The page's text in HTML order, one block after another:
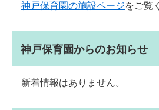
神戸保育園の施設ページをご覧
神戸保育園からのお知らせ
新着情報はありません。